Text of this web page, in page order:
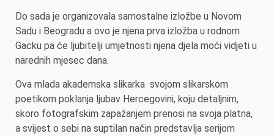
Do sada je organizovala samostalne izložbe u Novom
Sadu i Beogradu a ovo je njena prva izložba u rodnom
Gacku pa će ljubitelji umjetnosti njena djela moći vidjeti u
narednih mjesec dana.
Ova mlada akademska slikarka svojom slikarskom
poetikom poklanja ljubav Hercegovini, koju detaljnim,
skoro fotografskim zapažanjem prenosi na svoja platna,
a svijest o sebi na suptilan način predstavlja serijom